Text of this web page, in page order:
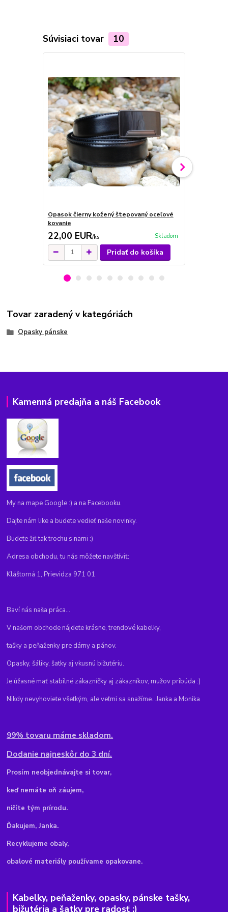
Súvisiaci tovar 10
Opasok čierny kožený štepovaný oceľové
kovanie
22,00 EUR/ks Skladom
Pridať do košíka
Tovar zaradený v kategóriách
Opasky pánske
Kamenná predajňa a náš Facebook
My na mape Google :) a na Facebooku.
Dajte nám like a budete vedieť naše novinky.
Budete žiť tak trochu s nami :)
Adresa obchodu, tu nás môžete navštíviť:
Kláštorná 1, Prievidza 971 01
Baví nás naša práca...
V našom obchode nájdete krásne, trendové kabelky,
tašky a peňaženky pre dámy a pánov.
Opasky, šáliky, šatky aj vkusnú bižutériu.
Je úžasné mať stabilné zákazníčky aj zákazníkov, mužov pribúda :)
Nikdy nevyhoviete všetkým, ale veľmi sa snažíme...Janka a Monika
99% tovaru máme skladom.
Dodanie najneskôr do 3 dní.
Prosím neobjednávajte si tovar,
keď nemáte oň záujem,
ničíte tým prírodu.
Ďakujem, Janka.
Recyklujeme obaly,
obalové materiály používame opakovane.
Kabelky, peňaženky, opasky, pánske tašky,
bižutéria a šatky pre radosť :)